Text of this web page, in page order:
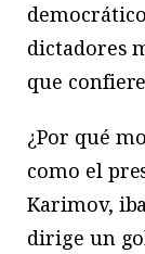
dictadores
que
¿Por qué
como el
Karimov,
dirige un